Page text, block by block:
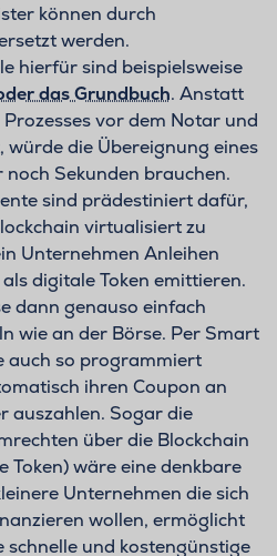
können durch
werden.
hierfür sind beispielsweise
das Grundbuch. Anstatt
vor dem Notar und
die Übereignung eines
Sekunden brauchen.
sind prädestiniert dafür,
virtualisiert zu
Unternehmen Anleihen
digitale Token emittieren.
dann genauso einfach
wie an der Börse. Per Smart
auch so programmiert
ihren Coupon an
auszahlen. Sogar die
über die Blockchain
Token) wäre eine denkbare
Unternehmen die sich
wollen, ermöglicht
schnelle und kostengünstige